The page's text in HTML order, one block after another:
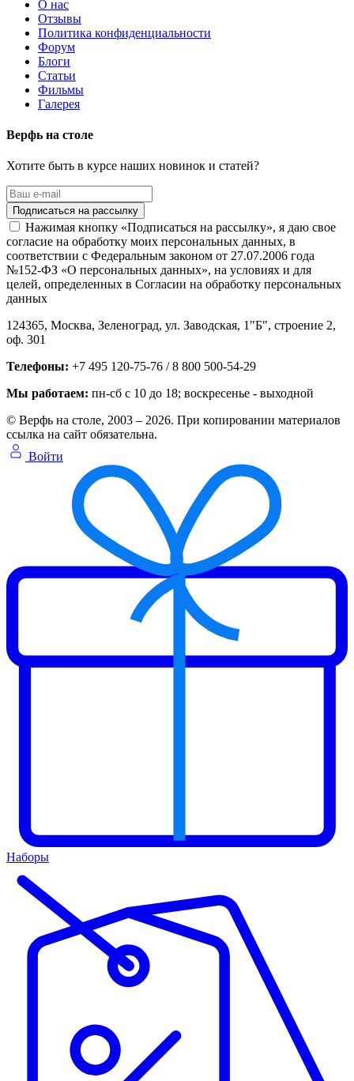
О нас
Отзывы
Политика конфиденциальности
Форум
Блоги
Статьи
Фильмы
Галерея
Верфь на столе
Хотите быть в курсе наших новинок и статей?
Нажимая кнопку «Подписаться на рассылку», я даю свое
согласие на обработку моих персональных данных, в
соответствии с Федеральным законом от 27.07.2006 года
№152-ФЗ «О персональных данных», на условиях и для
целей, определенных в Согласии на обработку персональных
данных
124365, Москва, Зеленоград, ул. Заводская, 1"Б", строение 2,
оф. 301
Телефоны: +7 495 120-75-76 / 8 800 500-54-29
Мы работаем: пн-сб с 10 до 18; воскресенье - выходной
© Верфь на столе, 2003 – 2026. При копировании материалов
ссылка на сайт обязательна.
Войти
Наборы